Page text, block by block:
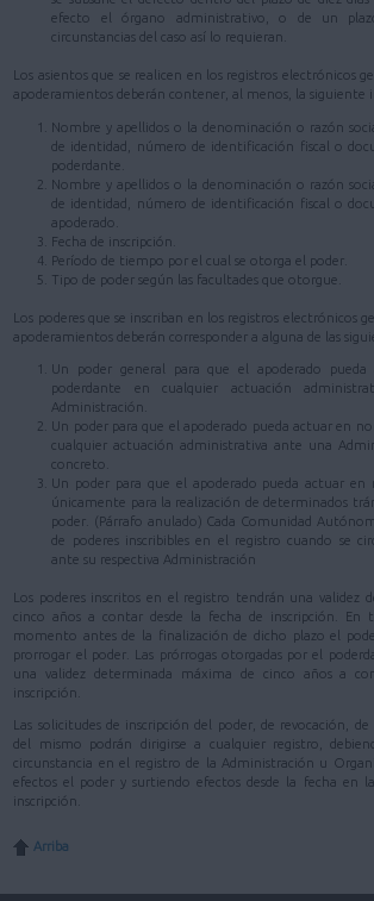
efecto el órgano administrativo, o de un
circunstancias del caso así lo requieran.
Los asientos que se realicen en los registros electrónicos
apoderamientos deberán contener, al menos, la siguiente
Nombre y apellidos o la denominación o razón
de identidad, número de identificación fiscal o
poderdante.
Nombre y apellidos o la denominación o razón
de identidad, número de identificación fiscal o
apoderado.
Fecha de inscripción.
Período de tiempo por el cual se otorga el poder.
Tipo de poder según las facultades que otorgue.
Los poderes que se inscriban en los registros electrónicos
apoderamientos deberán corresponder a alguna de las
Un poder general para que el apoderado
poderdante en cualquier actuación
Administración.
Un poder para que el apoderado pueda actuar en
cualquier actuación administrativa ante una
concreto.
Un poder para que el apoderado pueda actuar en
únicamente para la realización de determinados
poder. (Párrafo anulado) Cada Comunidad
de poderes inscribibles en el registro cuando se
ante su respectiva Administración
Los poderes inscritos en el registro tendrán una validez
cinco años a contar desde la fecha de inscripción. En
momento antes de la finalización de dicho plazo el
prorrogar el poder. Las prórrogas otorgadas por el
una validez determinada máxima de cinco años a
inscripción.
Las solicitudes de inscripción del poder, de revocación,
del mismo podrán dirigirse a cualquier registro,
circunstancia en el registro de la Administración u
efectos el poder y surtiendo efectos desde la fecha en
inscripción.
Arriba